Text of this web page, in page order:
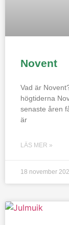
Novent
Vad är
högtiderna
senaste åren
är
LÄS MER »
18 november